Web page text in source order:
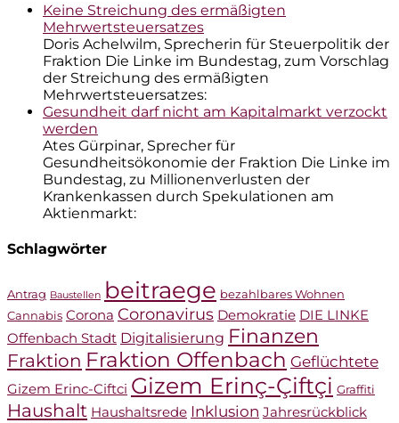
Keine Streichung des ermäßigten
Mehrwertsteuersatzes
Doris Achelwilm, Sprecherin für Steuerpolitik der
Fraktion Die Linke im Bundestag, zum Vorschlag
der Streichung des ermäßigten
Mehrwertsteuersatzes:
Gesundheit darf nicht am Kapitalmarkt verzockt
werden
Ates Gürpinar, Sprecher für
Gesundheitsökonomie der Fraktion Die Linke im
Bundestag, zu Millionenverlusten der
Krankenkassen durch Spekulationen am
Aktienmarkt:
Schlagwörter
Antrag Baustellen beitraege bezahlbares Wohnen
Cannabis Corona Coronavirus Demokratie DIE LINKE
Offenbach Stadt Digitalisierung Finanzen
Fraktion Fraktion Offenbach Geflüchtete
Gizem Erinc-Ciftci Gizem Erinç-Çiftçi Graffiti
Haushalt Haushaltsrede Inklusion Jahresrückblick